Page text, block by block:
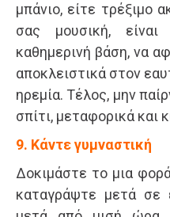
μπάνιο, είτε τρέξιμο
σας μουσική, είναι
καθημερινή βάση, να
αποκλειστικά στον
ηρεμία. Τέλος, μην
σπίτι, μεταφορικά και
9. Κάντε γυμναστική
Δοκιμάστε το μια
καταγράψτε μετά σε